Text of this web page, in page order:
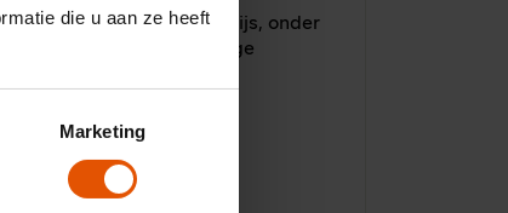
die u aan ze heeft
Marketing
auto voor een scherpe prijs, onder
voorwaarden. Deskundige